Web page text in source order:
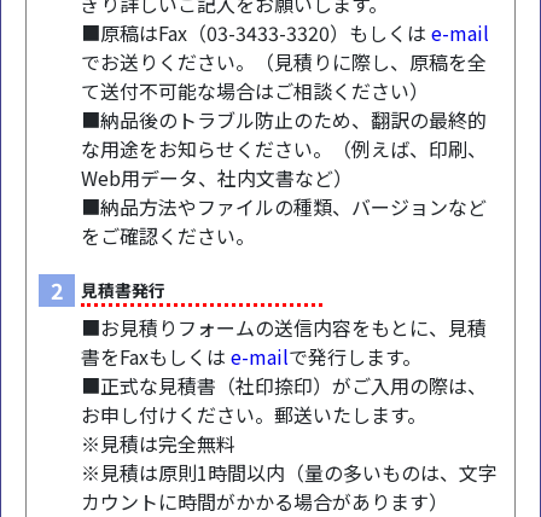
■原稿はFax（03-3433-3320）もしくは e-mail
でお送りください。（見積りに際し、原稿を全
て送付不可能な場合はご相談ください）
■納品後のトラブル防止のため、翻訳の最終的
な用途をお知らせください。（例えば、印刷、
Web用データ、社内文書など）
■納品方法やファイルの種類、バージョンなど
をご確認ください。
2 見積書発行
■お見積りフォームの送信内容をもとに、見積
書をFaxもしくは e-mailで発行します。
■正式な見積書（社印捺印）がご入用の際は、
お申し付けください。郵送いたします。
※見積は完全無料
※見積は原則1時間以内（量の多いものは、文字
カウントに時間がかかる場合があります）